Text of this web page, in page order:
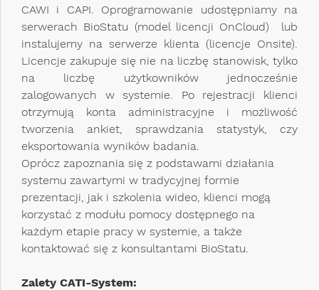
CAWI i CAPI. Oprogramowanie udostępniamy na
serwerach BioStatu (model licencji OnCloud) lub
instalujemy na serwerze klienta (licencje Onsite).
Licencje zakupuje się nie na liczbę stanowisk, tylko
na liczbę użytkowników jednocześnie
zalogowanych w systemie. Po rejestracji klienci
otrzymują konta administracyjne i możliwość
tworzenia ankiet, sprawdzania statystyk, czy
eksportowania wyników badania.
Oprócz zapoznania się z podstawami działania
systemu zawartymi w tradycyjnej formie
prezentacji, jak i szkolenia wideo, klienci mogą
korzystać z modułu pomocy dostępnego na
każdym etapie pracy w systemie, a także
kontaktować się z konsultantami BioStatu.
Zalety CATI-System: